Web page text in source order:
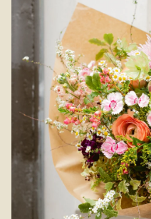
célèbre les couleurs de la fin
Mélange équilibré de
apportera une touche
accompagner le renouveau
il est aussi parfait pour
départ avec élégance.